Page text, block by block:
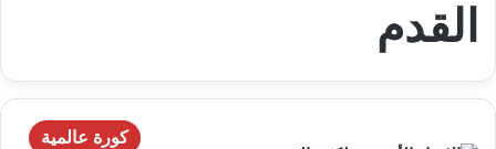
القدم
كورة عالمية